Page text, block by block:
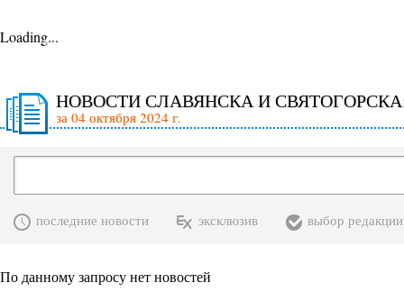
Loading...
НОВОСТИ СЛАВЯНСКА И
за 04 октября 2024 г.
последние новости эксклюзив выбор редакции
По данному запросу нет новостей